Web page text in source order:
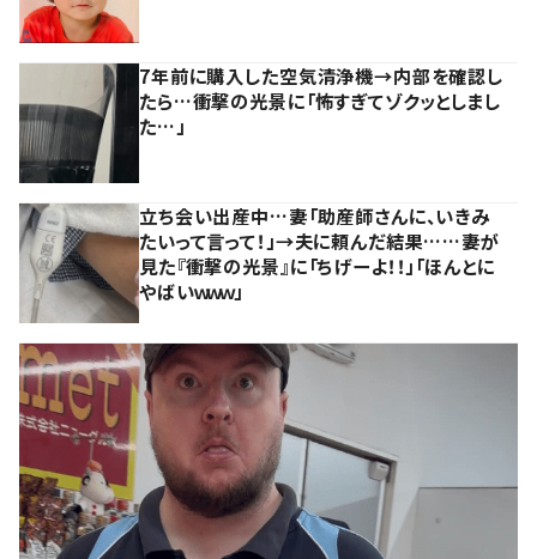
7年前に購入した空気清浄機→内部を確認し
たら…衝撃の光景に「怖すぎてゾクッとしまし
た…」
立ち会い出産中…妻「助産師さんに、いきみ
たいって言って！」→夫に頼んだ結果……妻が
見た『衝撃の光景』に「ちげーよ！！」「ほんとに
やばいｗｗｗ」